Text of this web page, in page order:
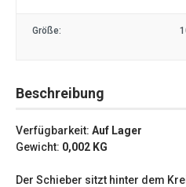
Größe:
Beschreibung
Verfügbarkeit: Auf Lager
Gewicht: 0,002 KG
Der Schieber sitzt hinter dem